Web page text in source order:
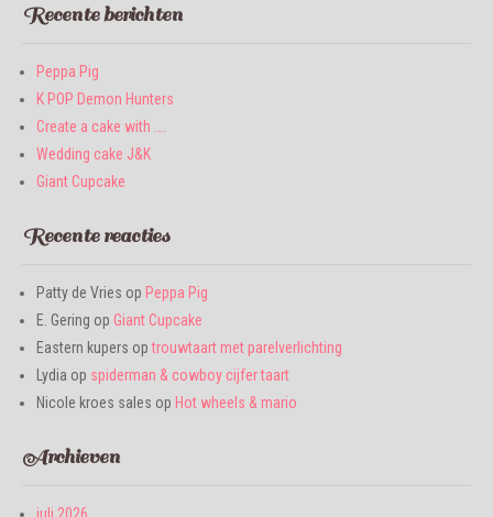
Recente berichten
Peppa Pig
K POP Demon Hunters
Create a cake with ….
Wedding cake J&K
Giant Cupcake
Recente reacties
Patty de Vries op Peppa Pig
E. Gering op Giant Cupcake
Eastern kupers optrouwtaart met parelverlichting
Lydia op spiderman & cowboy cijfer taart
Nicole kroes sales op Hot wheels & mario
Archieven
juli 2026